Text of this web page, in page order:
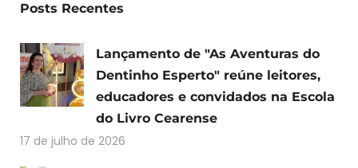
Posts Recentes
Lançamento de "As Aventuras do
Dentinho Esperto" reúne leitores,
educadores e convidados na Escola
do Livro Cearense
17 de julho de 2026